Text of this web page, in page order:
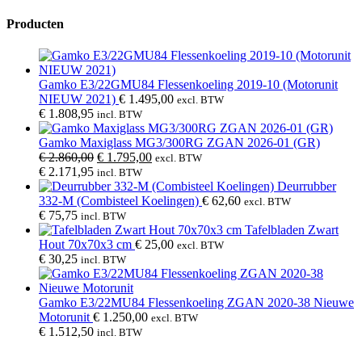
Producten
Gamko E3/22GMU84 Flessenkoeling 2019-10 (Motorunit
NIEUW 2021) € 1.495,00 excl. BTW
€ 1.808,95 incl. BTW
Gamko Maxiglass MG3/300RG ZGAN 2026-01 (GR)
€2.860,00 Oorspronkelijke
prijs
was:
€ 2.860,00.
€ 1.795,00Huidige
is:
€ 1.795,00.
excl. BTW
€ 2.171,95 incl. BTW
Deurrubber
332-M (Combisteel Koelingen) € 62,60 excl. BTW
€ 75,75 incl. BTW
Tafelbladen Zwart
Hout 70x70x3 cm € 25,00 excl. BTW
€ 30,25 incl. BTW
Gamko E3/22MU84 Flessenkoeling ZGAN 2020-38 Nieuwe
Motorunit € 1.250,00 excl. BTW
€ 1.512,50 incl. BTW